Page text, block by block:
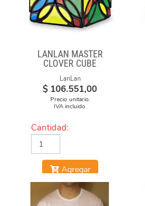
LANLAN MASTER
CLOVER CUBE
LanLan
$ 106.551,00
Precio unitario.
IVA incluido.
Cantidad:
Agregar